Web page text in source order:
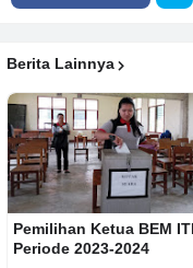
Berita Lainnya
Pemilihan Ketua BEM
Periode 2023-2024